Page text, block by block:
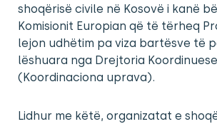
shoqërisë civile në Kosovë i kanë
Komisionit Europian që të tërheq
lejon udhëtim pa viza bartësve të
lëshuara nga Drejtoria
(Koordinaciona uprava).
Lidhur me këtë, organizatat e